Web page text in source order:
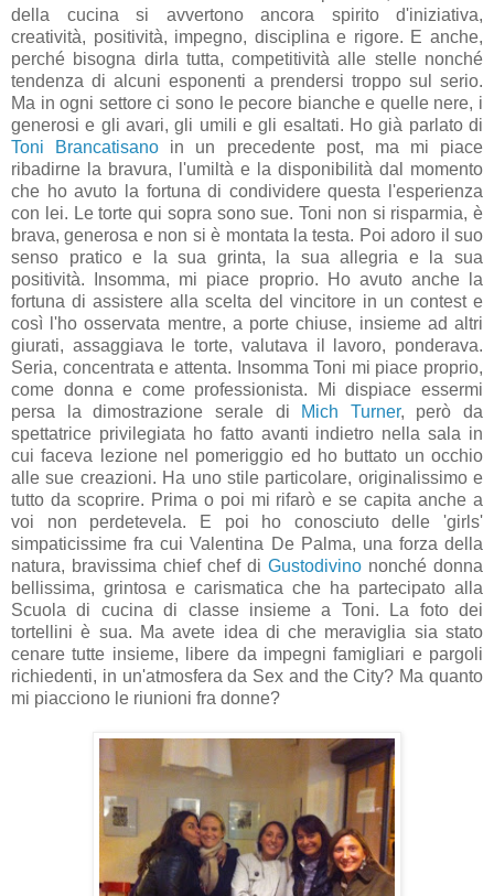
della cucina si avvertono ancora spirito d'iniziativa,
creatività, positività, impegno, disciplina e rigore. E anche,
perché bisogna dirla tutta, competitività alle stelle nonché
tendenza di alcuni esponenti a prendersi troppo sul serio.
Ma in ogni settore ci sono le pecore bianche e quelle nere, i
generosi e gli avari, gli umili e gli esaltati. Ho già parlato di
Toni Brancatisano in un precedente post, ma mi piace
ribadirne la bravura, l'umiltà e la disponibilità dal momento
che ho avuto la fortuna di condividere questa l'esperienza
con lei. Le torte qui sopra sono sue. Toni non si risparmia, è
brava, generosa e non si è montata la testa. Poi adoro il suo
senso pratico e la sua grinta, la sua allegria e la sua
positività. Insomma, mi piace proprio. Ho avuto anche la
fortuna di assistere alla scelta del vincitore in un contest e
così l'ho osservata mentre, a porte chiuse, insieme ad altri
giurati, assaggiava le torte, valutava il lavoro, ponderava.
Seria, concentrata e attenta. Insomma Toni mi piace proprio,
come donna e come professionista. Mi dispiace essermi
persa la dimostrazione serale di
Mich Turner, però da
spettatrice privilegiata ho fatto avanti indietro nella sala in
cui faceva lezione nel pomeriggio ed ho buttato un occhio
alle sue creazioni. Ha uno stile particolare, originalissimo e
tutto da scoprire. Prima o poi mi rifarò e se capita anche a
voi non perdetevela. E poi ho conosciuto delle 'girls'
simpaticissime fra cui Valentina De Palma, una forza della
natura, bravissima chief chef di Gustodivino nonché donna
bellissima, grintosa e carismatica che ha partecipato alla
Scuola di cucina di classe insieme a Toni. La foto dei
tortellini è sua. Ma avete idea di che meraviglia sia stato
cenare tutte insieme, libere da impegni famigliari e pargoli
richiedenti, in un'atmosfera da Sex and the City? Ma quanto
mi piacciono le riunioni fra donne?